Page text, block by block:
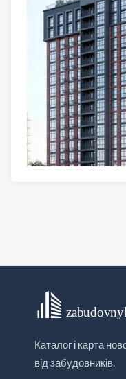
Каталог і карта
від забудовників.